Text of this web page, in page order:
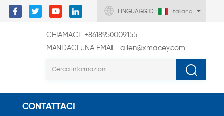
LINGUAGGIO : Italiano
CHIAMACI
+8618950009155
MANDACI UNA EMAIL
allen@xmacey.com
CONTATTACI